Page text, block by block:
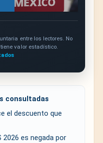
entre los lectores. No
valor estadístico.
consultadas
el descuento que
2026 es negada por